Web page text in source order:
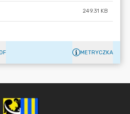
249.31 KB
METRYCZKA